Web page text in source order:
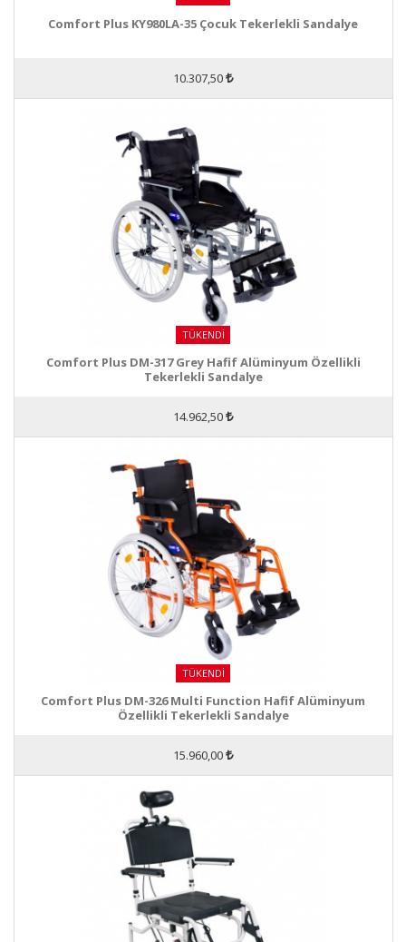
Comfort Plus KY980LA-35 Çocuk Tekerlekli Sandalye
10.307,50
TÜKENDI
Comfort Plus DM-317 Grey Hafif Alüminyum Özellikli
Tekerlekli Sandalye
14.962,50
TÜKENDI
Comfort Plus DM-326 Multi Function Hafif Alüminyum
Özellikli Tekerlekli Sandalye
15.960,00